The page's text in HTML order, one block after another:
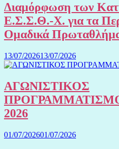
Διαμόρφωση των
Ε.Σ.Σ.Θ.-Χ. για τα
Ομαδικά
13/07/202613/07/2026
ΑΓΩΝΙΣΤΙΚΟΣ
2026
01/07/202601/07/2026